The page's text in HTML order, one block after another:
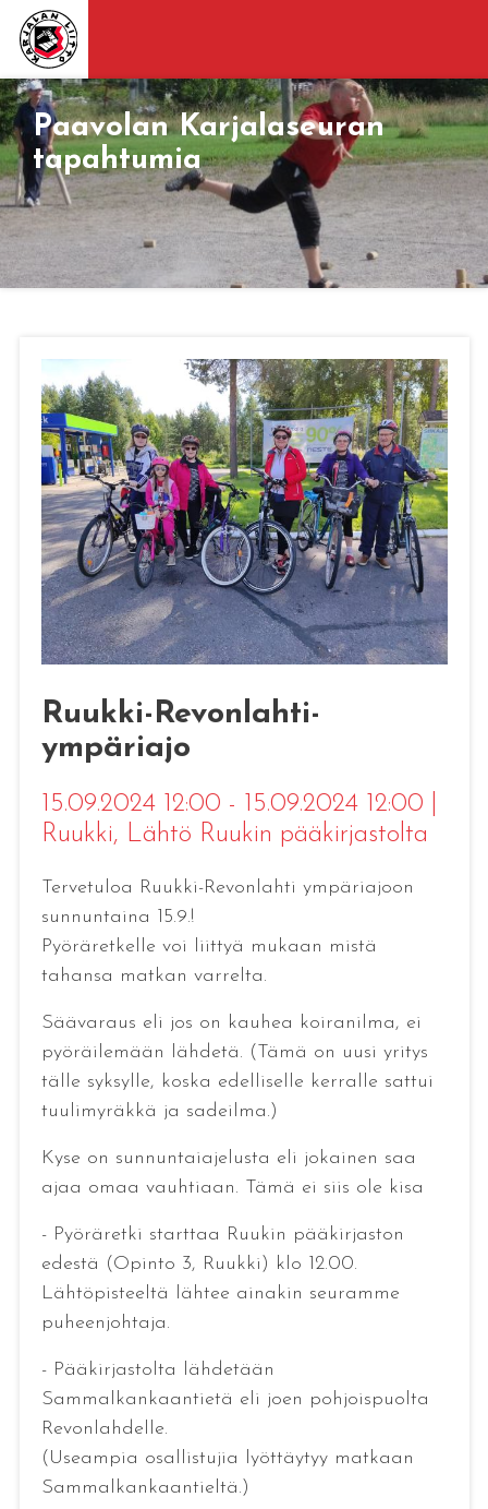
Paavolan Karjalaseuran
tapahtumia
Ruukki-Revonlahti-
ympäriajo
15.09.2024 12:00 - 15.09.2024 12:00
Ruukki, Lähtö Ruukin pääkirjastolta
Tervetuloa Ruukki-Revonlahti ympäriajoon
sunnuntaina 15.9.!
Pyöräretkelle voi liittyä mukaan mistä
tahansa matkan varrelta.
Säävaraus eli jos on kauhea koiranilma, ei
pyöräilemään lähdetä. (Tämä on uusi yritys
tälle syksylle, koska edelliselle kerralle sattui
tuulimyräkkä ja sadeilma.)
Kyse on sunnuntaiajelusta eli jokainen saa
ajaa omaa vauhtiaan. Tämä ei siis ole kisa
- Pyöräretki starttaa Ruukin pääkirjaston
edestä (Opinto 3, Ruukki) klo 12.00.
Lähtöpisteeltä lähtee ainakin seuramme
puheenjohtaja.
- Pääkirjastolta lähdetään
Sammalkankaantietä eli joen pohjoispuolta
Revonlahdelle.
(Useampia osallistujia lyöttäytyy matkaan
Sammalkankaantieltä.)